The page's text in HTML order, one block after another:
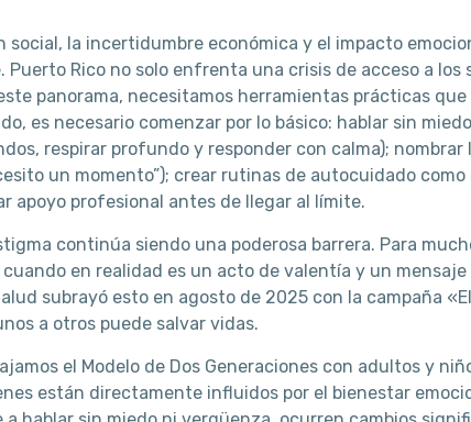
social, la incertidumbre económica y el impacto
Rico no solo enfrenta una crisis de acceso a los
panorama, necesitamos herramientas prácticas
es necesario comenzar por lo básico: hablar sin
respirar profundo y responder con calma); nombrar
un momento”); crear rutinas de autocuidado
apoyo profesional antes de llegar al límite.
continúa siendo una poderosa barrera. Para
en realidad es un acto de valentía y un mensaje
subrayó esto en agosto de 2025 con la campaña
a otros puede salvar vidas.
el Modelo de Dos Generaciones con adultos y
están directamente influidos por el bienestar